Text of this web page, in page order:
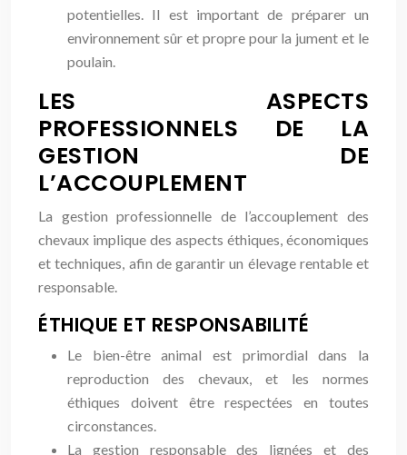
potentielles. Il est important de préparer un
environnement sûr et propre pour la jument et le
poulain.
LES ASPECTS
PROFESSIONNELS DE LA
GESTION DE
L’ACCOUPLEMENT
La gestion professionnelle de l’accouplement des
chevaux implique des aspects éthiques, économiques
et techniques, afin de garantir un élevage rentable et
responsable.
ÉTHIQUE ET RESPONSABILITÉ
Le bien-être animal est primordial dans la
reproduction des chevaux, et les normes
éthiques doivent être respectées en toutes
circonstances.
La gestion responsable des lignées et des